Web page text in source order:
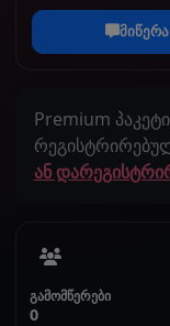
მიწერა
Premium
ან
გამომწერები
0